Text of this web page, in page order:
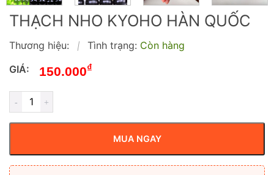
THẠCH NHO KYOHO HÀN QUỐC
Thương hiệu: | Tình trạng: Còn hàng
GIÁ:
150.000₫
MUA NGAY